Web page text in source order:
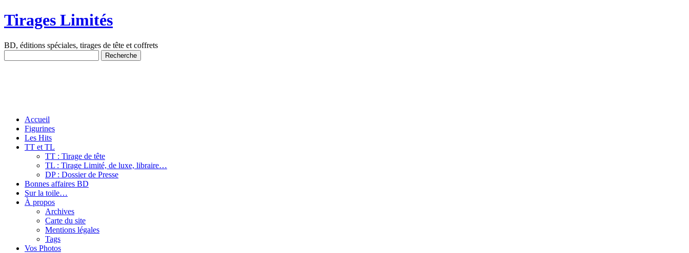
Tirages Limités
BD, éditions spéciales, tirages de tête et coffrets
Accueil
Figurines
Les Hits
TT et TL
TT : Tirage de tête
TL : Tirage Limité, de luxe, libraire…
DP : Dossier de Presse
Bonnes affaires BD
Sur la toile…
À propos
Archives
Carte du site
Mentions légales
Tags
Vos Photos